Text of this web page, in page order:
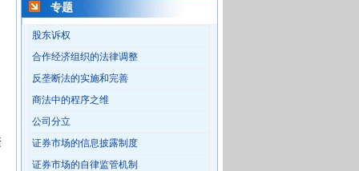
专题
股东诉权
合作经济组织的法律调整
反垄断法的实施和完善
商法中的程序之维
公司分立
证券市场的信息披露制度
证券市场的自律监管机制